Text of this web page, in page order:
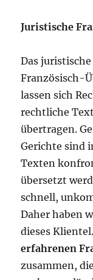
Juristische
Das
Französisch-
lassen sich
rechtliche
übertragen.
Gerichte sind
Texten
übersetzt
schnell,
Daher haben
dieses
erfahrenen
zusammen,